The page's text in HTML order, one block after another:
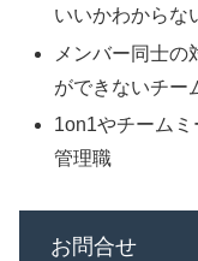
いいかわからな
メンバー同士の
ができないチー
1on1やチーム
管理職
お問合せ